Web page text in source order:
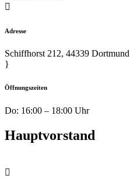

Adresse
Schiffhorst 212, 44339 Dortmund
}
Öffnungszeiten
Do: 16:00 – 18:00 Uhr
Hauptvorstand
